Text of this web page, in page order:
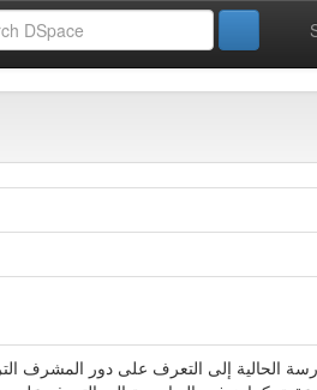
الحالية إلى التعرف على دور المشرف